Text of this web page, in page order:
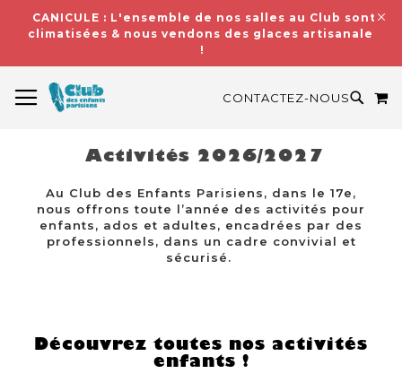
CANICULE : L'ensemble de nos salles au Club sont
climatisées & nous vendons des glaces artisanales
!
CONTACTEZ-NOUS
Activités 2026/2027
Au Club des Enfants Parisiens, dans le 17e,
nous offrons toute l’année des activités pour
enfants, ados et adultes, encadrées par des
professionnels, dans un cadre convivial et
sécurisé.
Découvrez toutes nos activités
enfants !